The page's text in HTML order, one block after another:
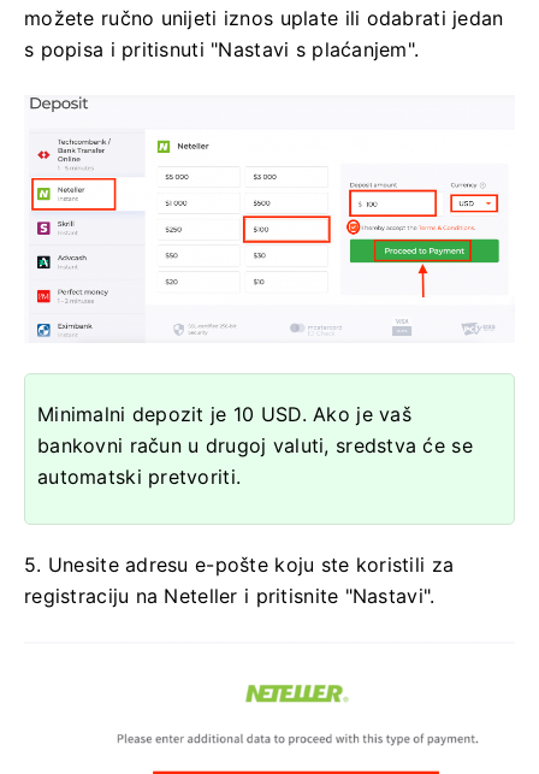
možete ručno unijeti iznos uplate ili odabrati jedan
s popisa i pritisnuti "Nastavi s plaćanjem".
Minimalni depozit je 10 USD. Ako je vaš
bankovni račun u drugoj valuti, sredstva će se
automatski pretvoriti.
5. Unesite adresu e-pošte koju ste koristili za
registraciju na Neteller i pritisnite "Nastavi".